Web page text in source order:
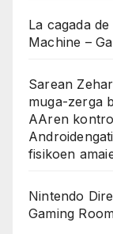
La cagada
Machine –
Sarean
muga-zerga
AAren
fisikoen
Nintendo
Gaming